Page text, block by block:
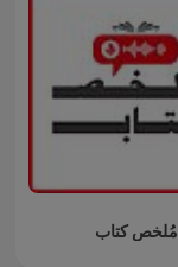
مُلخص كتاب